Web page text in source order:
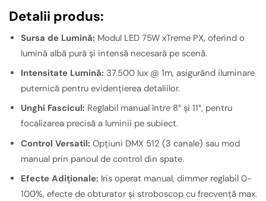
Detalii produs:
Sursa de Lumină: Modul LED 75W xTreme PX, oferind o
lumină albă pură și intensă necesară pe scenă.
Intensitate Lumină: 37.500 lux @ 1m, asigurând iluminare
puternică pentru evidențierea detaliilor.
Unghi Fascicul: Reglabil manual între 8° și 11°, pentru
focalizarea precisă a luminii pe subiect.
Control Versatil: Opțiuni DMX 512 (3 canale) sau mod
manual prin panoul de control din spate.
Efecte Adiționale: Iris operat manual, dimmer reglabil 0-
100%, efecte de obturator și stroboscop cu frecvență max.